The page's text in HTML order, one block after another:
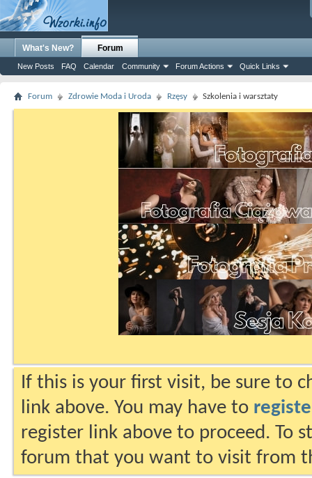
What's New? Forum
New Posts FAQ Calendar Community Forum Actions Quick Links
Forum Zdrowie Moda i Uroda Rzęsy Szkolenia i warsztaty
If this is your first visit, be sure to
link above. You may have to
register link above to proceed. To
forum that you want to visit from